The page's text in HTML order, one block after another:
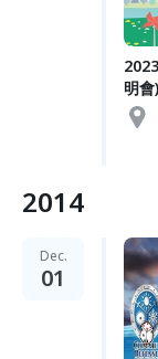
明會)
2014
Dec.
01